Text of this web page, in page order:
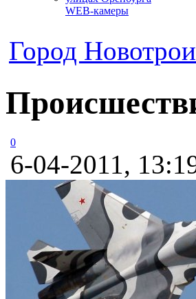
WEB-камеры
Город
0
6-04-2011,